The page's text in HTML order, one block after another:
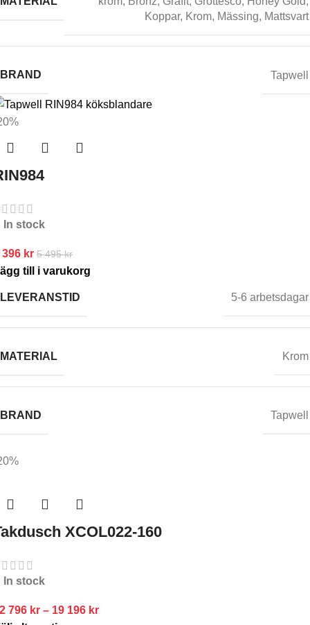
Koppar, Krom, Mässing, Mattsvart
BRAND Tapwell
In stock
396 kr 5 495kr
till i varukorg
LEVERANSTID 5-6 arbetsdagar
MATERIAL Krom
BRAND Tapwell
XCOL022-160
In stock
796 kr – 19 196 kr